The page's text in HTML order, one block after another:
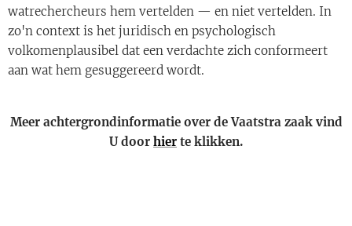
watrechercheurs hem vertelden — en niet vertelden. In
zo'n context is het juridisch en psychologisch
volkomenplausibel dat een verdachte zich conformeert
aan wat hem gesuggereerd wordt.
Meer achtergrondinformatie over de Vaatstra zaak vind
U door hier te klikken.